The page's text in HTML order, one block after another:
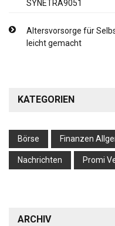
SYNETRA9051
Altersvorsorge für
leicht gemacht
KATEGORIEN
Börse Finanzen
Nachrichten Promi
ARCHIV